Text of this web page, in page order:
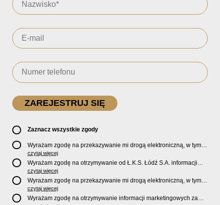
Zaznacz wszystkie zgody
Wyrażam zgodę na przekazywanie mi drogą elektroniczną, w tym
pocztą e-mail, oficjalnego newslettera oraz informacji o zniżkach,
promocjach, nowościach, biletach, karnetach, ofercie sklepu U2
Store oraz serwisu bilety.lkslodz.pl i innych produktach oraz
usługach oferowanych przez Ł.K.S. Łódź S.A.
czytaj więcej
Wyrażam zgodę na otrzymywanie od Ł.K.S. Łódź S.A. informacji
marketingowych dotyczących działalności spółki, ofert, wydarzeń i
produktów za pośrednictwem wiadomości SMS oraz połączeń
telefonicznych.
czytaj więcej
Wyrażam zgodę na przekazywanie mi drogą elektroniczną, w tym
pocztą e-mail, informacji handlowych i marketingowych o
produktach, usługach i działalnościSponsorów i PartnerówŁ.K.S.
czytaj więcej
Wyrażam zgodę na otrzymywanie informacji marketingowych za